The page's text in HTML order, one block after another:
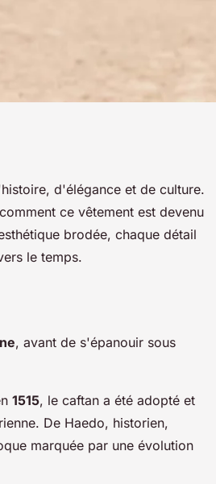
d'élégance et de culture.
ce vêtement est devenu
brodée, chaque détail
le temps.
, avant de s'épanouir sous
1515, le caftan a été adopté et
De Haedo, historien,
marquée par une évolution